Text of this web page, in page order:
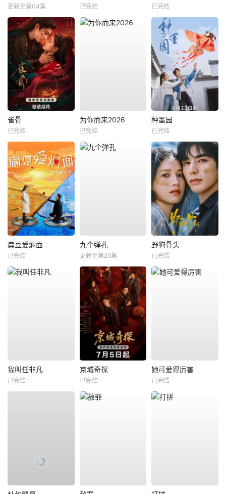
更新至第04集 已完结 已完结
雀骨
已完结
为你而来2026
已完结
种墨园
已完结
扁豆爱焖面
已完结
九个弹孔
更新至第29集
野狗骨头
已完结
我叫任非凡
已完结
京城奇探
已完结
她可爱得厉害
已完结